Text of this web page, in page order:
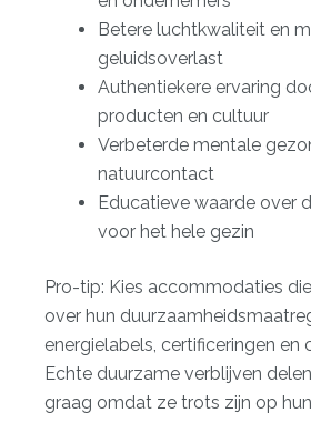
Betere luchtkwaliteit en
geluidsoverlast
Authentiekere ervaring
producten en cultuur
Verbeterde mentale
natuurcontact
Educatieve waarde over
voor het hele gezin
Pro-tip: Kies accommodaties
over hun
energielabels, certificeringen en
Echte duurzame verblijven
graag omdat ze trots zijn op